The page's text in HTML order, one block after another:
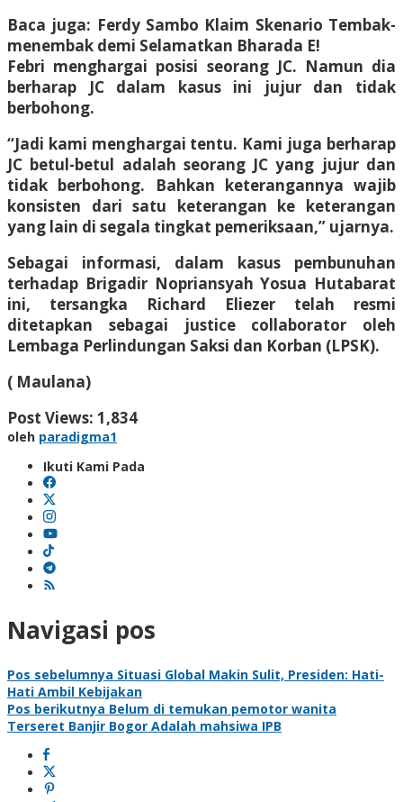
Baca juga: Ferdy Sambo Klaim Skenario Tembak-
menembak demi Selamatkan Bharada E!
Febri menghargai posisi seorang JC. Namun dia
berharap JC dalam kasus ini jujur dan tidak
berbohong.
“Jadi kami menghargai tentu. Kami juga berharap
JC betul-betul adalah seorang JC yang jujur dan
tidak berbohong. Bahkan keterangannya wajib
konsisten dari satu keterangan ke keterangan
yang lain di segala tingkat pemeriksaan,” ujarnya.
Sebagai informasi, dalam kasus pembunuhan
terhadap Brigadir Nopriansyah Yosua Hutabarat
ini, tersangka Richard Eliezer telah resmi
ditetapkan sebagai justice collaborator oleh
Lembaga Perlindungan Saksi dan Korban (LPSK).
( Maulana)
Post Views: 1,834
oleh paradigma1
Ikuti Kami Pada
Navigasi pos
Pos sebelumnya Situasi Global Makin Sulit, Presiden: Hati-
Hati Ambil Kebijakan
Pos berikutnya Belum di temukan pemotor wanita
Terseret Banjir Bogor Adalah mahsiwa IPB